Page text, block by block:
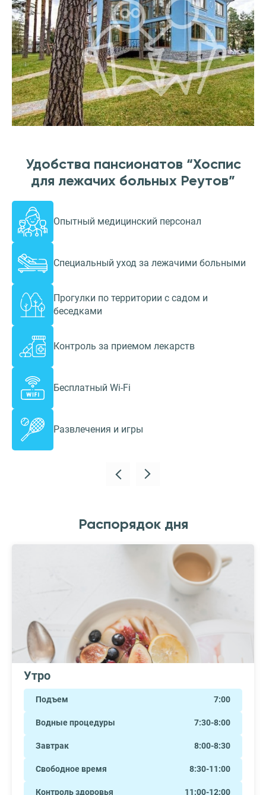
Удобства пансионатов “Хоспис
для лежачих больных Реутов”
Опытный медицинский персонал
Специальный уход за лежачими больными
Прогулки по территории с садом и
беседками
Контроль за приемом лекарств
Бесплатный Wi-Fi
Развлечения и игры
Распорядок дня
Утро
Подъем 7:00
Водные процедуры 7:30-8:00
Завтрак 8:00-8:30
Свободное время 8:30-11:00
Контроль здоровья 11:00-12:00